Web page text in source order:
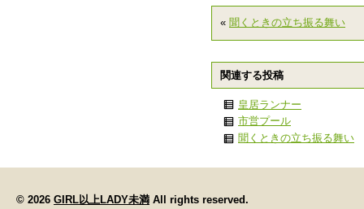
« 聞くときの立ち振る舞い
関連する投稿
皇居ランナー
市営プール
聞くときの立ち振る舞い
© 2026 GIRL以上LADY未満 All rights reserved.